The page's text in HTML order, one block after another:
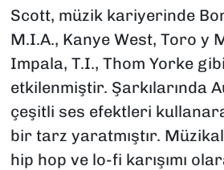
Scott, müzik kariyerinde
M.I.A., Kanye West, Toro y
Impala, T.I., Thom Yorke
etkilenmiştir. Şarkılarında
çeşitli ses efektleri
bir tarz yaratmıştır.
hip hop ve lo-fi karışımı